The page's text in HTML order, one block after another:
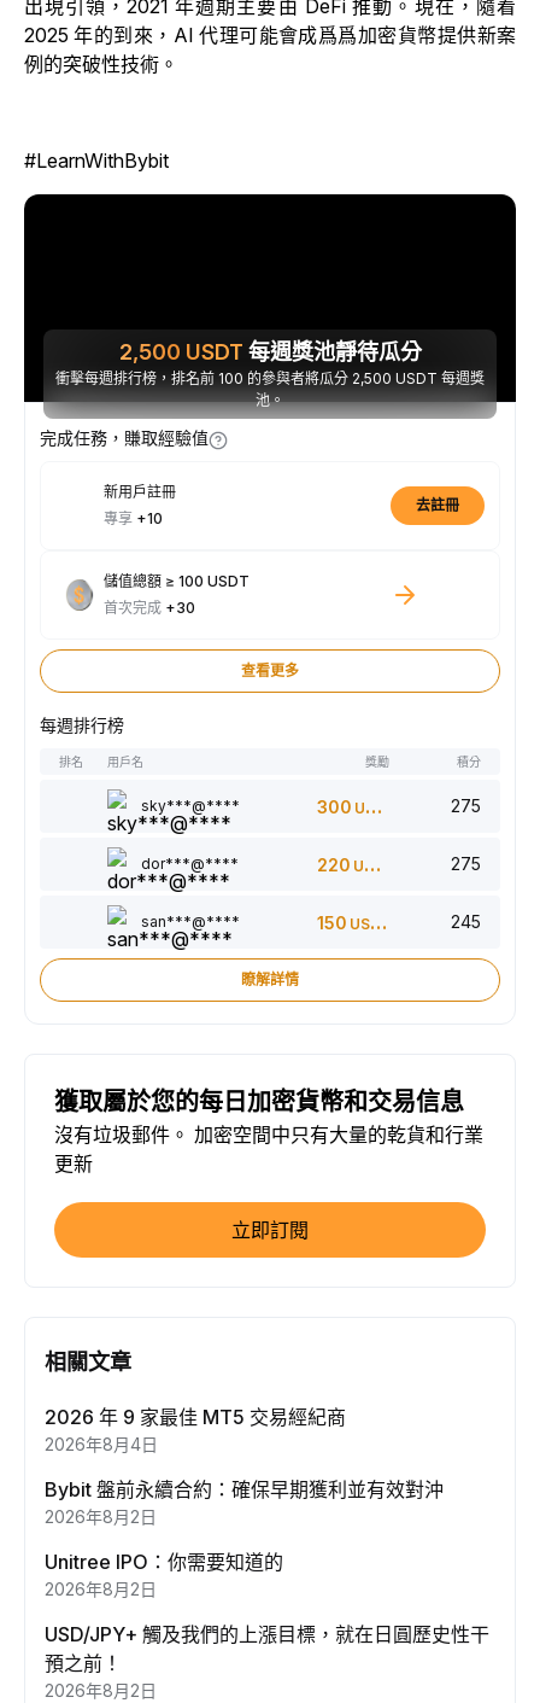
出現引領，2021 年週期主要由 DeFi 推動。 現在，隨着
2025 年的到來，AI 代理可能會成爲爲加密貨幣提供新案
例的突破性技術。
#LearnWithBybit
2,500 USDT 每週獎池靜待瓜分
衝擊每週排行榜，排名前 100 的參與者將瓜分 2,500 USDT 每週獎
池。
完成任務，賺取經驗值
新用戶註冊
專享 +10
去註冊
儲值總額 ≥ 100 USDT
首次完成 +30
查看更多
每週排行榜
排名 用戶名 獎勵 積分
sky***@**** 300 USDT 275
dor***@**** 220 USDT 275
san***@**** 150 USDT 245
瞭解詳情
獲取屬於您的每日加密貨幣和交易信息
沒有垃圾郵件。 加密空間中只有大量的乾貨和行業
更新
立即訂閱
相關文章
2026 年 9 家最佳 MT5 交易經紀商
2026年8月4日
Bybit 盤前永續合約：確保早期獲利並有效對沖
2026年8月2日
Unitree IPO：你需要知道的
2026年8月2日
USD/JPY+ 觸及我們的上漲目標，就在日圓歷史性干
預之前！
2026年8月2日